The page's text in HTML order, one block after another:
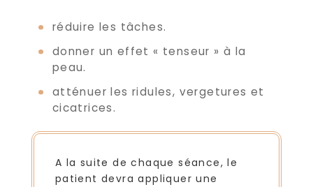
réduire les tâches.
donner un effet « tenseur » à la
peau.
atténuer les ridules, vergetures et
cicatrices.
A la suite de chaque séance, le
patient devra appliquer une